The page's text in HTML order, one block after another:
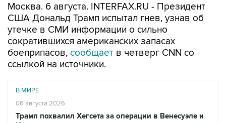
Москва. 6 августа. INTERFAX.RU - Президент
США Дональд Трамп испытал гнев, узнав об
утечке в СМИ информации о сильно
сократившихся американских запасах
боеприпасов, сообщает в четверг CNN со
ссылкой на источники.
В МИРЕ
06 августа 2026
Трамп похвалил Хегсета за операции в Венесуэле и